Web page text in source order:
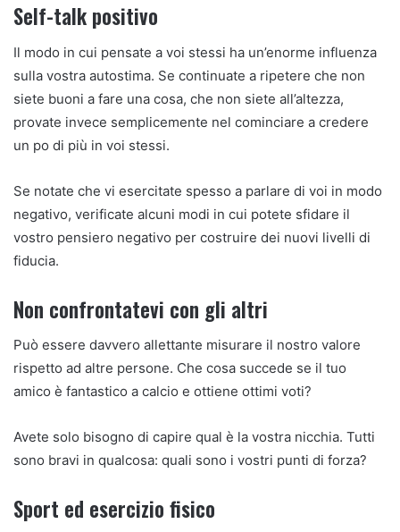
Self-talk positivo
Il modo in cui pensate a voi stessi ha un’enorme influenza
sulla vostra autostima. Se continuate a ripetere che non
siete buoni a fare una cosa, che non siete all’altezza,
provate invece semplicemente nel cominciare a credere
un po di più in voi stessi.
Se notate che vi esercitate spesso a parlare di voi in modo
negativo, verificate alcuni modi in cui potete sfidare il
vostro pensiero negativo per costruire dei nuovi livelli di
fiducia.
Non confrontatevi con gli altri
Può essere davvero allettante misurare il nostro valore
rispetto ad altre persone. Che cosa succede se il tuo
amico è fantastico a calcio e ottiene ottimi voti?
Avete solo bisogno di capire qual è la vostra nicchia. Tutti
sono bravi in ​​qualcosa: quali sono i vostri punti di forza?
Sport ed esercizio fisico